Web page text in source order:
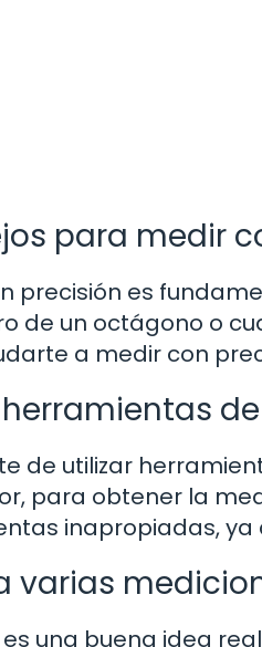
para medir
precisión es
de un octágono o
a medir con
herramientas
de utilizar
para obtener la
inapropiadas,
varias
una buena idea